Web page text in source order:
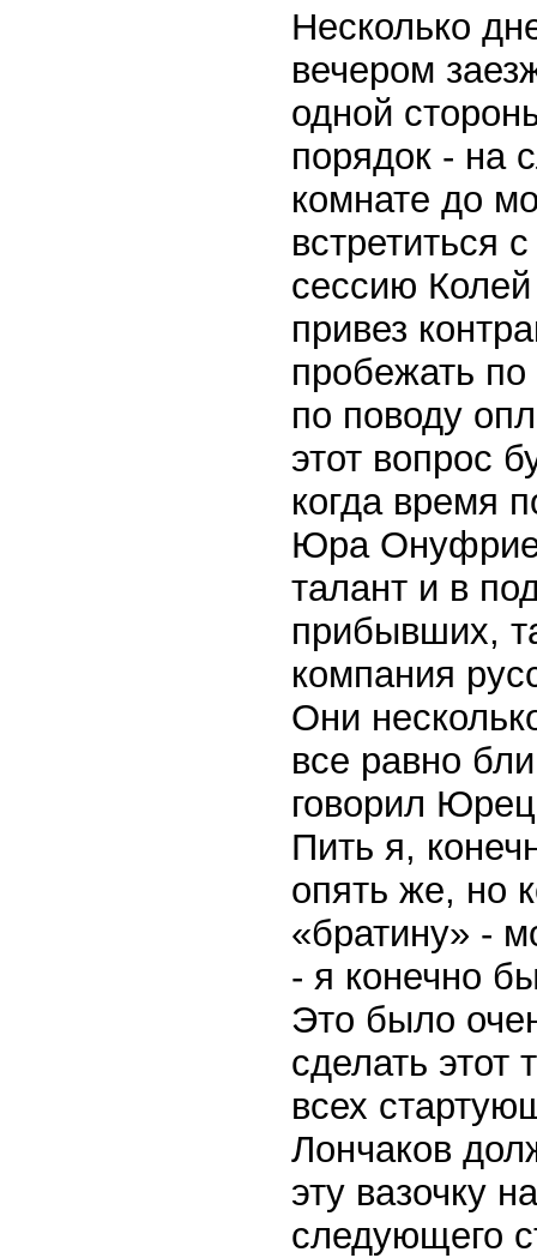
Несколько
вечером
одной
порядок - на
комнате до
встретиться
сессию
привез
пробежать по
по поводу
этот вопрос
когда время
Юра
талант и в
прибывших,
компания
Они
все равно
говорил
Пить я,
опять же, но
«братину» -
- я конечно
Это было
сделать этот
всех
Лончаков
эту вазочку
следующего